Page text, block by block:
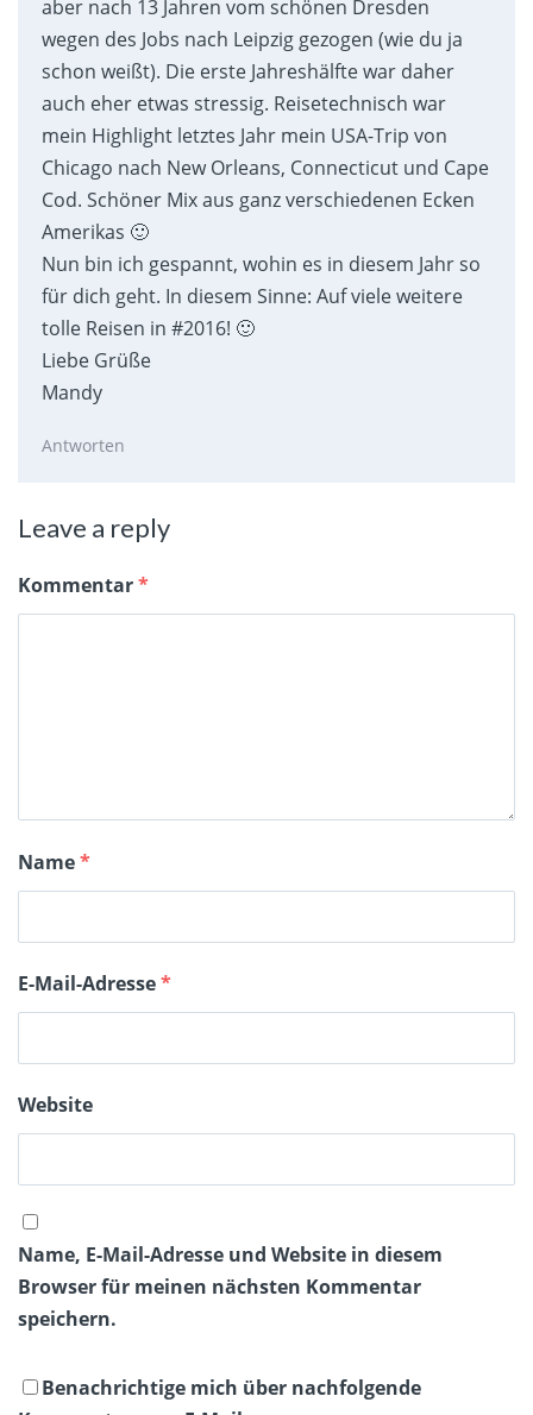
aber nach 13 Jahren vom schönen Dresden
wegen des Jobs nach Leipzig gezogen (wie du ja
schon weißt). Die erste Jahreshälfte war daher
auch eher etwas stressig. Reisetechnisch war
mein Highlight letztes Jahr mein USA-Trip von
Chicago nach New Orleans, Connecticut und Cape
Cod. Schöner Mix aus ganz verschiedenen Ecken
Amerikas 🙂
Nun bin ich gespannt, wohin es in diesem Jahr so
für dich geht. In diesem Sinne: Auf viele weitere
tolle Reisen in #2016! 🙂
Liebe Grüße
Mandy
Antworten
Leave a reply
Kommentar*
Name*
E-Mail-Adresse*
Website
Name, E-Mail-Adresse und Website in diesem
Browser für meinen nächsten Kommentar
speichern.
Benachrichtige mich über nachfolgende